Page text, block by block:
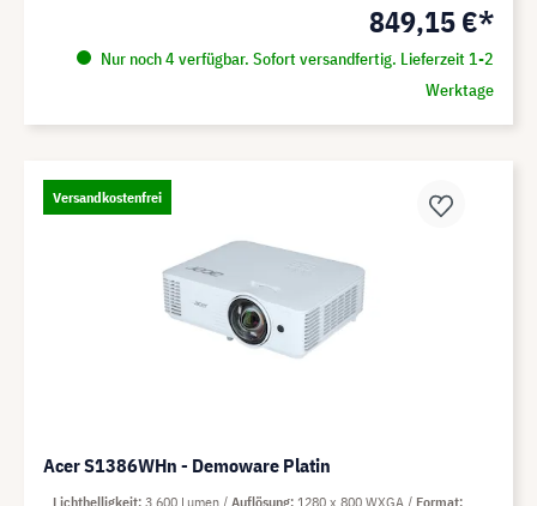
849,15 €*
Nur noch 4 verfügbar. Sofort versandfertig. Lieferzeit 1-2
Werktage
Versandkostenfrei
Acer S1386WHn - Demoware Platin
Lichthelligkeit 3.600 Lumen Auflösung 1280 x 800 WXGA Format